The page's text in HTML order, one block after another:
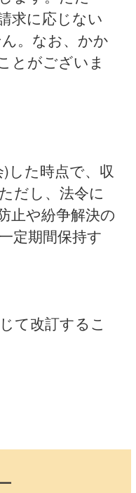
求に応じない
。なお、かか
とがございま
した時点で、収
だし、法令に
止や紛争解決の
定期間保持す
て改訂するこ